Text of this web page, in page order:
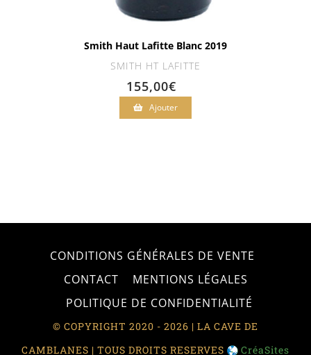
Smith Haut Lafitte Blanc 2019
SMITH HT LAFITTE
155,00€
Ajouter
CONDITIONS GÉNÉRALES DE VENTE
CONTACT
MENTIONS LÉGALES
POLITIQUE DE CONFIDENTIALITÉ
© COPYRIGHT 2020 - 2026 | LA CAVE DE
CAMBLANES | TOUS DROITS RESERVES
CréaSites